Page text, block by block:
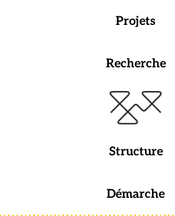
Projets
Recherche
Structure
Démarche